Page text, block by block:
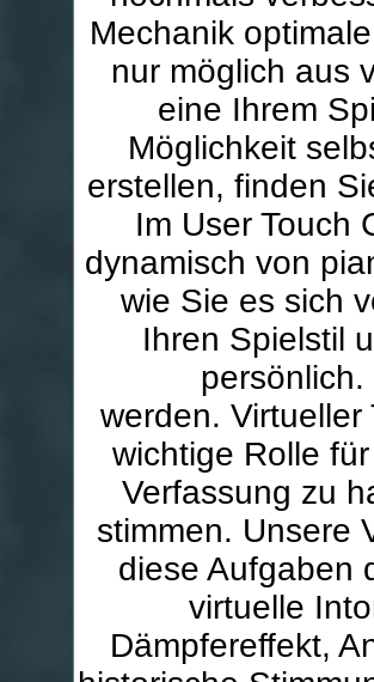
Mechanik
nur möglich aus
eine Ihrem
Möglichkeit
erstellen, finden
Im User Touch
dynamisch von
wie Sie es sich
Ihren Spielstil
werden.
wichtige Rolle
Verfassung zu
stimmen. Unsere
diese Aufgaben
virtuelle
Dämpfereffekt,